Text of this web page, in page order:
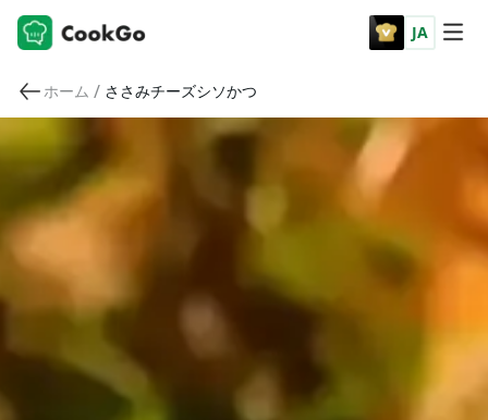
JA
ホーム / ささみチーズシソかつ